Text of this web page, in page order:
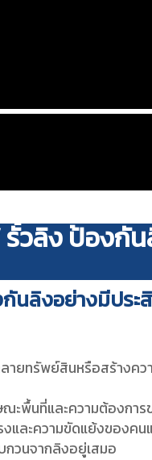
รั้วลิง ป้องกั
นลิงอย่างมีประ
ายทรัพย์สินหรือสร้างค
ะพื้นที่และความต้องการ
และความขัดแย้งของคน
กวนจากลิงอยู่เสมอ